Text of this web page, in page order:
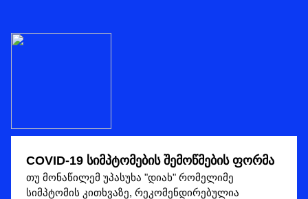
COVID-19 სიმპტომების შემოწმების ფორმა
თუ მონაწილემ უპასუხა "დიახ" რომელიმე
სიმპტომის კითხვაზე, რეკომენდირებულია